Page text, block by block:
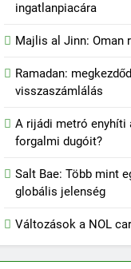
ingatlanpiacára
Majlis al Jinn: Oman
Ramadan:
visszaszámlálás
A rijádi metró enyhíti
forgalmi dugóit?
Salt Bae: Több mint
globális jelenség
Változások a NOL